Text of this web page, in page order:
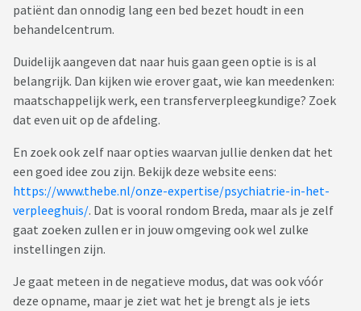
patiënt dan onnodig lang een bed bezet houdt in een
behandelcentrum.
Duidelijk aangeven dat naar huis gaan geen optie is is al
belangrijk. Dan kijken wie erover gaat, wie kan meedenken:
maatschappelijk werk, een transferverpleegkundige? Zoek
dat even uit op de afdeling.
En zoek ook zelf naar opties waarvan jullie denken dat het
een goed idee zou zijn. Bekijk deze website eens:
https://www.thebe.nl/onze-expertise/psychiatrie-in-het-
verpleeghuis/. Dat is vooral rondom Breda, maar als je zelf
gaat zoeken zullen er in jouw omgeving ook wel zulke
instellingen zijn.
Je gaat meteen in de negatieve modus, dat was ook vóór
deze opname, maar je ziet wat het je brengt als je iets